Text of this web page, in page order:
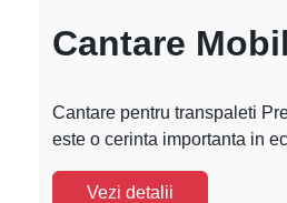
Cantare
Cantare pentru transpaleti
este o cerinta importanta in
Vezi detalii